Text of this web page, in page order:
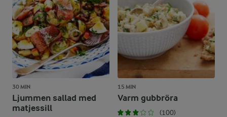
30 MIN
Ljummen sallad med
matjessill
15 MIN
Varm gubbröra
(100)